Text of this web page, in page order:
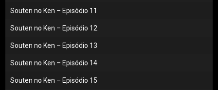
Souten no Ken – Episódio 11
Souten no Ken – Episódio 12
Souten no Ken – Episódio 13
Souten no Ken – Episódio 14
Souten no Ken – Episódio 15